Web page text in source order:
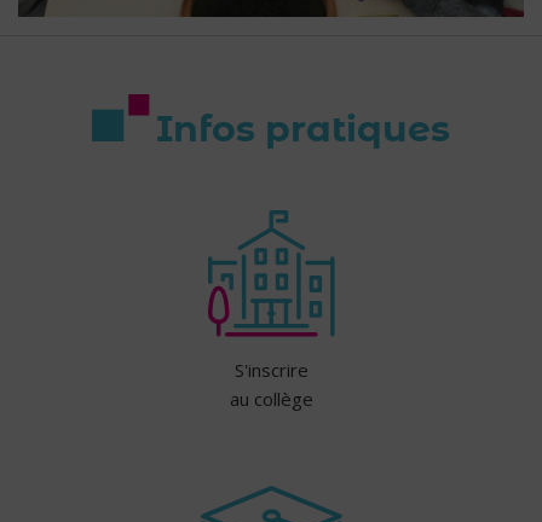
Infos pratiques
S'inscrire
au collège